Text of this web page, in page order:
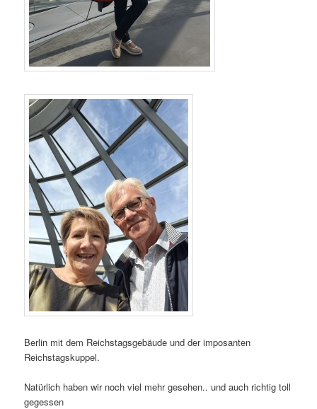
Berlin mit dem Reichstagsgebäude und der imposanten
Reichstagskuppel.
Natürlich haben wir noch viel mehr gesehen.. und auch richtig toll
gegessen